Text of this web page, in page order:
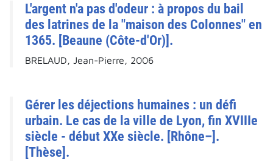
L'argent n'a pas d'odeur : à propos du bail
des latrines de la "maison des Colonnes" en
1365. [Beaune (Côte-d'Or)].
BRELAUD, Jean-Pierre, 2006
Gérer les déjections humaines : un défi
urbain. Le cas de la ville de Lyon, fin XVIIIe
siècle - début XXe siècle. [Rhône–].
[Thèse].